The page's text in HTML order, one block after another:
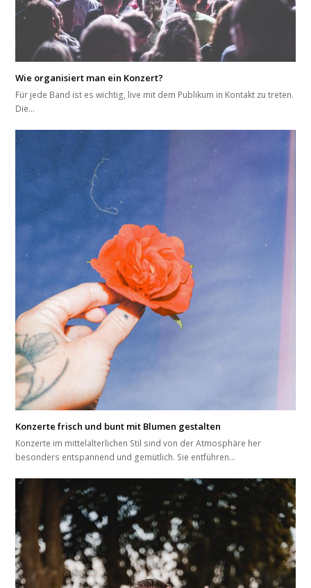
Wie organisiert man ein Konzert?
Für jede Band ist es wichtig, live mit dem Publikum in Kontakt zu treten.
Die…
Konzerte frisch und bunt mit Blumen gestalten
Konzerte im mittelalterlichen Stil sind von der Atmosphäre her
besonders entspannend und gemütlich. Sie entführen…